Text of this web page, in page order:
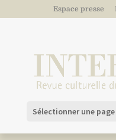
Espace presse
Sélectionner une page